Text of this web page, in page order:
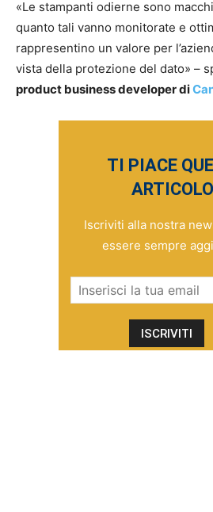
«Le stampanti odierne sono
quanto tali vanno monitorate e
rappresentino un valore per
vista della protezione del dato» –
product business developer di
TI PIACE
Iscriviti alla nostra
essere sempre